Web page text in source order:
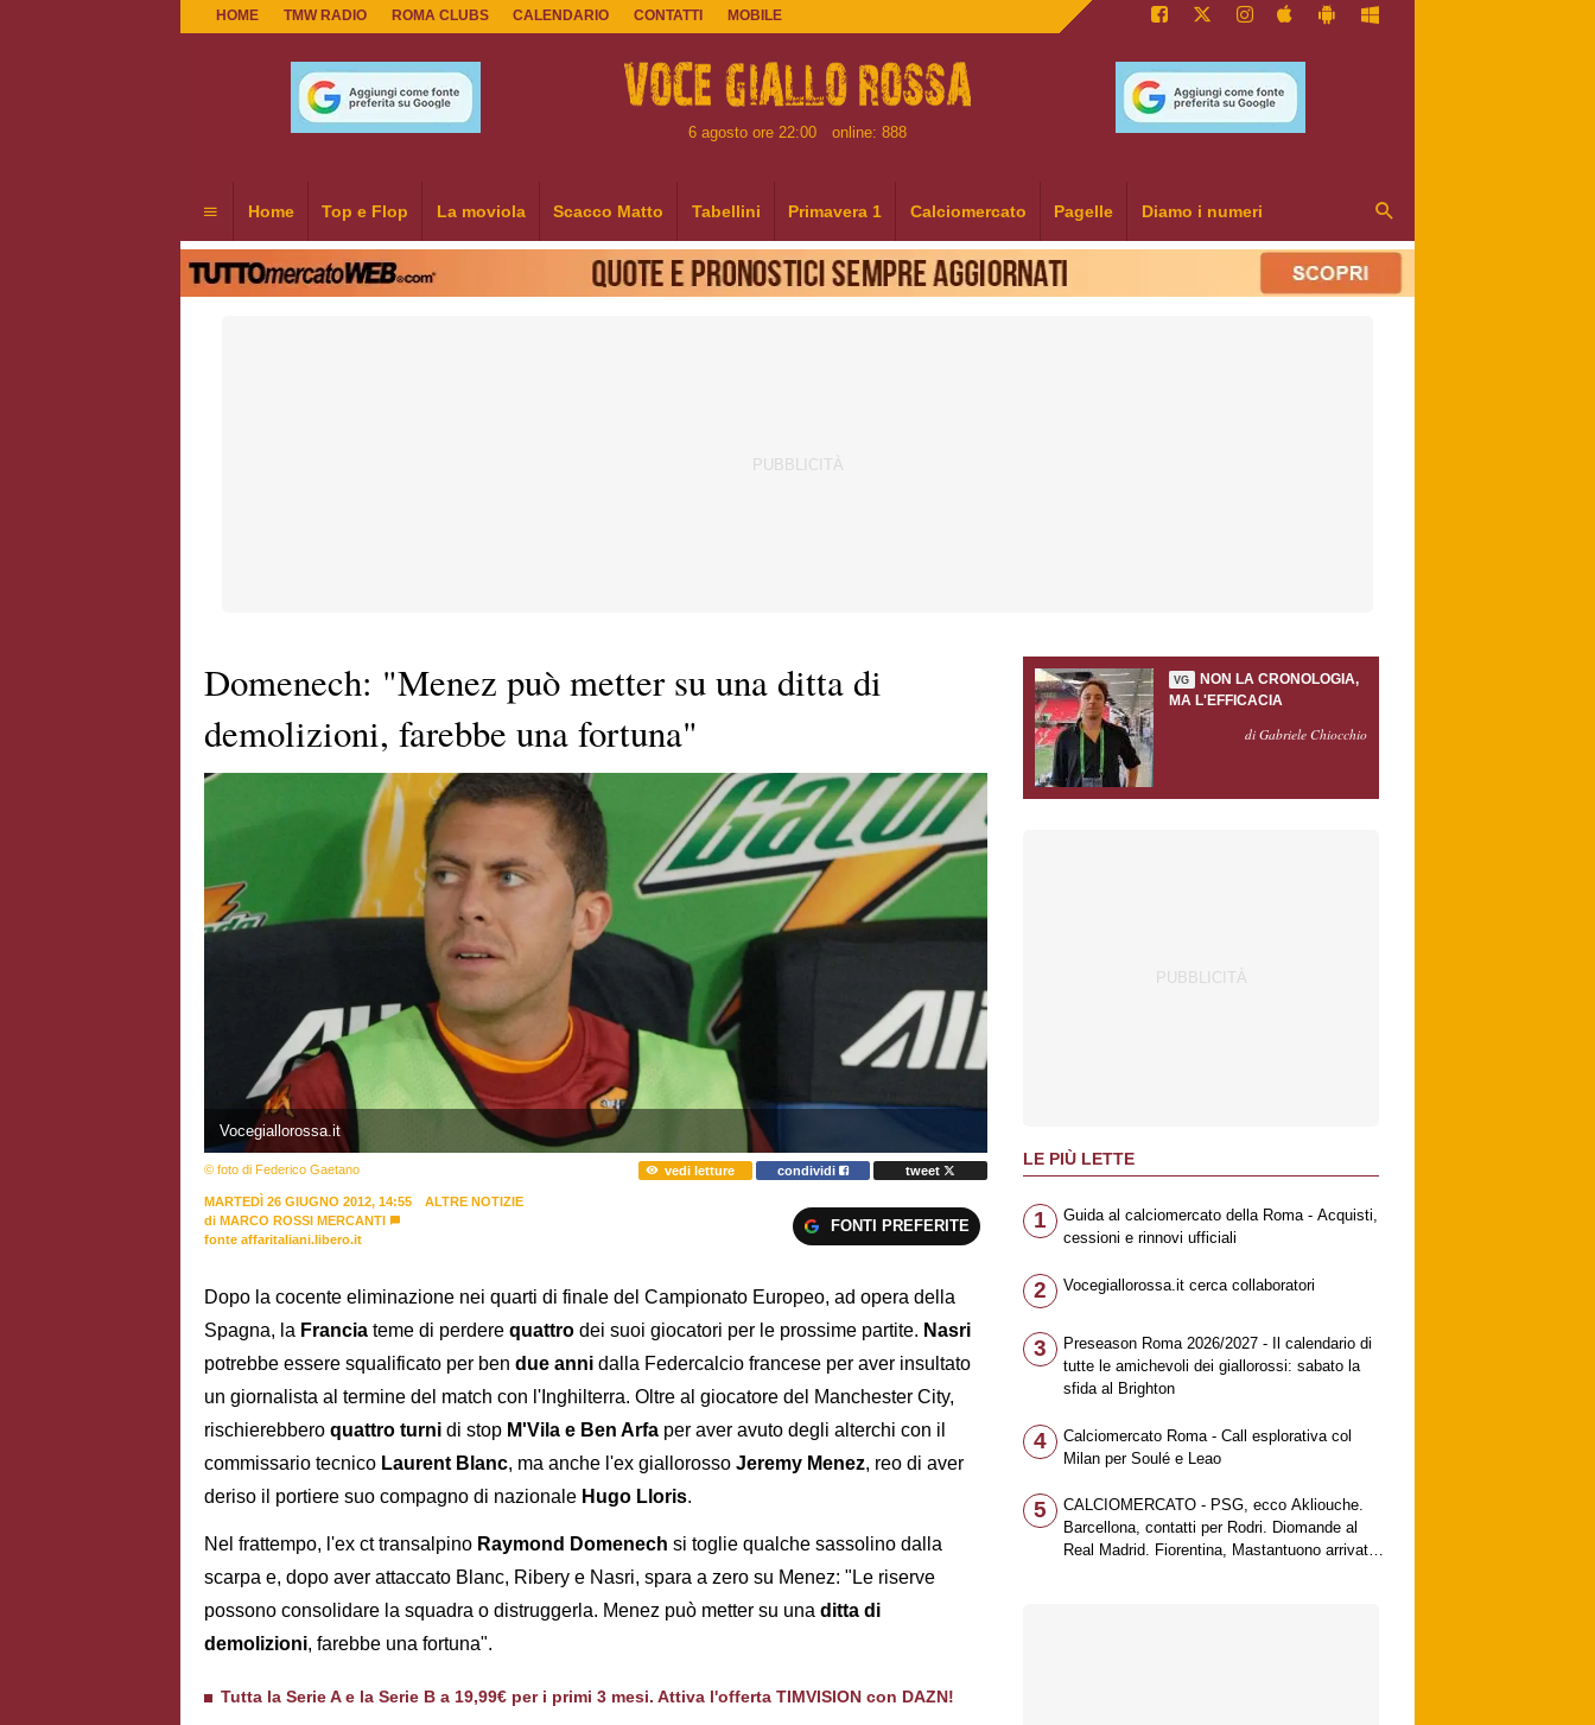
HOME TMW RADIO ROMA CLUBS CALENDARIO CONTATTI MOBILE
6 agosto ore 22:00 online: 888
Home Top e Flop La moviola Scacco Matto Tabellini Primavera 1 Calciomercato Pagelle Diamo i numeri
Domenech: "Menez può metter su una ditta di
demolizioni, farebbe una fortuna"
Vocegiallorossa.it
© foto di Federico Gaetano vedi letture condividi tweet
MARTEDÌ 26 GIUGNO 2012, 14:55
ALTRE NOTIZIE
di MARCO ROSSI MERCANTI
fonte affaritaliani.libero.it
FONTI PREFERITE
Dopo la cocente eliminazione nei quarti di finale del Campionato Europeo, ad opera della
Spagna, la Francia teme di perdere quattro dei suoi giocatori per le prossime partite. Nasri
potrebbe essere squalificato per ben due anni dalla Federcalcio francese per aver insultato
un giornalista al termine del match con l'Inghilterra. Oltre al giocatore del Manchester City,
rischierebbero quattro turni di stop M'Vila e Ben Arfa per aver avuto degli alterchi con il
commissario tecnico Laurent Blanc, ma anche l'ex giallorosso Jeremy Menez, reo di aver
deriso il portiere suo compagno di nazionale Hugo Lloris.
Nel frattempo, l'ex ct transalpino Raymond Domenech si toglie qualche sassolino dalla
scarpa e, dopo aver attaccato Blanc, Ribery e Nasri, spara a zero su Menez: "Le riserve
possono consolidare la squadra o distruggerla. Menez può metter su una ditta di
demolizioni, farebbe una fortuna".
Tutta la Serie A e la Serie B a 19,99€ per i primi 3 mesi. Attiva l'offerta TIMVISION con DAZN!
VG
NON LA CRONOLOGIA,
MA L'EFFICACIA
di Gabriele Chiocchio
LE PIÙ LETTE
1
Guida al calciomercato della Roma - Acquisti,
cessioni e rinnovi ufficiali
2 Vocegiallorossa.it cerca collaboratori
3
Preseason Roma 2026/2027 - Il calendario di
tutte le amichevoli dei giallorossi: sabato la
sfida al Brighton
4
Calciomercato Roma - Call esplorativa col
Milan per Soulé e Leao
5
CALCIOMERCATO - PSG, ecco Akliouche.
Barcellona, contatti per Rodri. Diomande al
Real Madrid. Fiorentina, Mastantuono arrivato